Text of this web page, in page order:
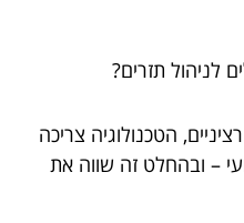
לניהול תזרים?
הטכנולוגיה צריכה
– ובהחלט זה שווה את